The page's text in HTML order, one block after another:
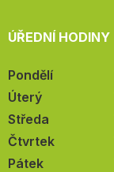
ÚŘEDNÍ HODINY
Pondělí
Úterý
Středa
Čtvrtek
Pátek